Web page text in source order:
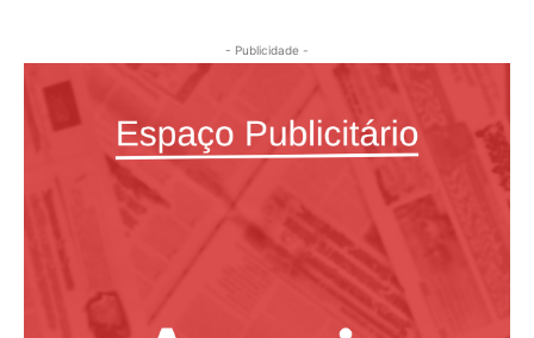
- Publicidade -